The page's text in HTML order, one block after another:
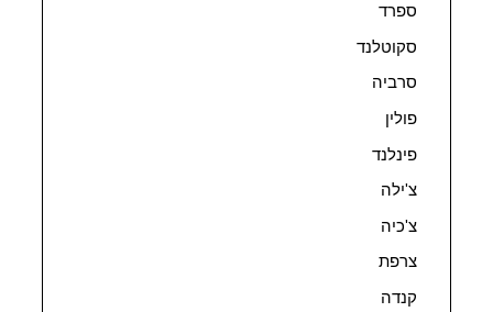
ספרד
סקוטלנד
סרביה
פולין
פינלנד
צ'ילה
צ'כיה
צרפת
קנדה